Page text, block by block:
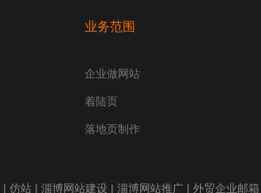
业务范围
企业做网站
着陆页
落地页制作
| 仿站| 淄博网站建设 | 淄博网站推广| 外贸企业邮箱